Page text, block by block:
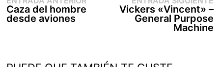
de
entradas
anterior:
Caza del hombre
desde aviones
Vickers «Vincent» –
General Purpose
Machine